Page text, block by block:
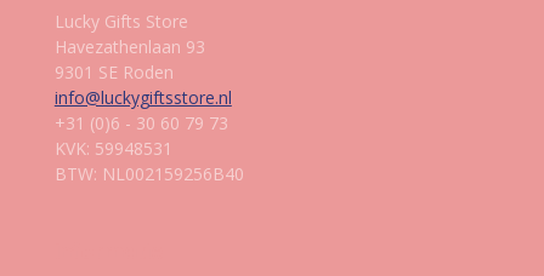
Lucky Gifts Store
Havezathenlaan 93
9301 SE Roden
info@luckygiftsstore.nl
+31 (0)6 - 30 60 79 73
KVK: 59948531
BTW: NL002159256B40